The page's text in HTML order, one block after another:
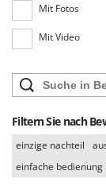
Stiga
Stocker
T
TecnoGen
Tellarini
Telwin
Mit Fotos
Mit Video
Filtern Sie nach
einzige nachteil
einfache bedienung